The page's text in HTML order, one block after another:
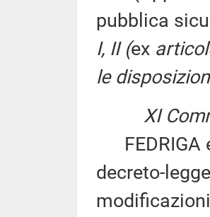
pubblica
I, II (ex
le
XI
FEDRIGA
decreto-